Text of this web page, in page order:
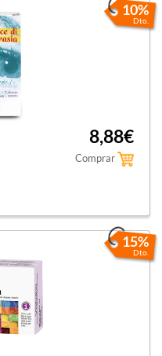
10%
Dto.
8,88€
Comprar
15%
Dto.